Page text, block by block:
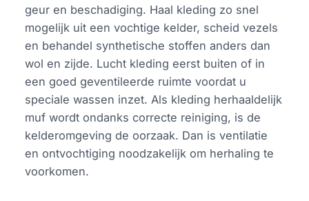
geur en beschadiging. Haal kleding zo snel
mogelijk uit een vochtige kelder, scheid vezels
en behandel synthetische stoffen anders dan
wol en zijde. Lucht kleding eerst buiten of in
een goed geventileerde ruimte voordat u
speciale wassen inzet. Als kleding herhaaldelijk
muf wordt ondanks correcte reiniging, is de
kelderomgeving de oorzaak. Dan is ventilatie
en ontvochtiging noodzakelijk om herhaling te
voorkomen.